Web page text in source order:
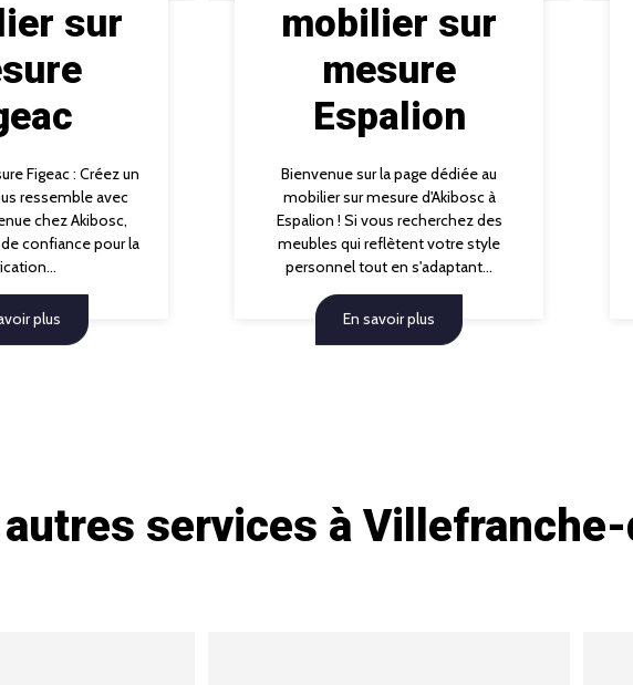
sur
Figeac : Créez un
ressemble avec
chez Akibosc,
confiance pour la
plus
mobilier sur
mesure
Espalion
Bienvenue sur la page dédiée au
mobilier sur mesure d'Akibosc à
Espalion ! Si vous recherchez des
meubles qui reflètent votre style
personnel tout en s'adaptant...
En savoir plus
services à